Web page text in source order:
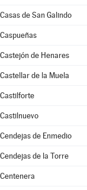
Casas de San Galindo
Caspueñas
Castejón de Henares
Castellar de la Muela
Castilforte
Castilnuevo
Cendejas de Enmedio
Cendejas de la Torre
Centenera